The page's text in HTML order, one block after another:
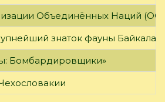
Объединённых Наций
знаток фауны Байкала»
Бомбардировщики»